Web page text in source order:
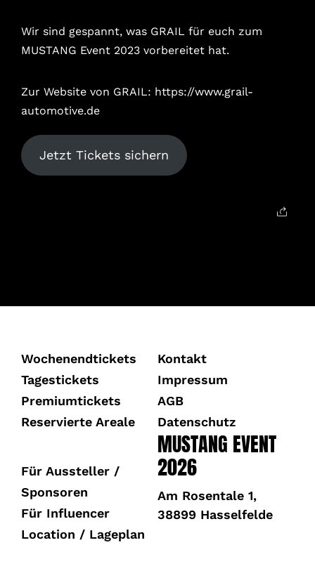
Wir sind gespannt, was GRAIL für euch zum
MUSTANG Event 2023 vorbereitet hat.
Zur Website von GRAIL: https://www.grail-
automotive.de
Jetzt Tickets sichern
Wochenendtickets
Tagestickets
Premiumtickets
Reservierte Areale
Kontakt
Impressum
AGB
Datenschutz
Für Aussteller /
Sponsoren
Für Influencer
Location / Lageplan
MUSTANG EVENT
2026
Am Rosentale 1,
38899 Hasselfelde